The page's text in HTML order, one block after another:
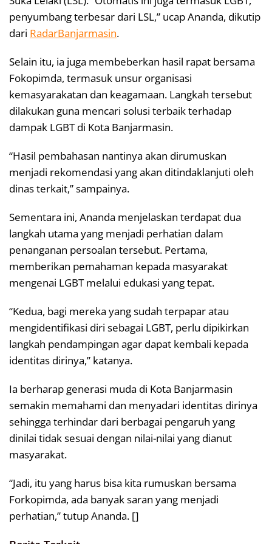
penyumbang terbesar dari LSL,” ucap Ananda, dikutip
dari RadarBanjarmasin.
Selain itu, ia juga membeberkan hasil rapat bersama
Fokopimda, termasuk unsur organisasi
kemasyarakatan dan keagamaan. Langkah tersebut
dilakukan guna mencari solusi terbaik terhadap
dampak LGBT di Kota Banjarmasin.
“Hasil pembahasan nantinya akan dirumuskan
menjadi rekomendasi yang akan ditindaklanjuti oleh
dinas terkait,” sampainya.
Sementara ini, Ananda menjelaskan terdapat dua
langkah utama yang menjadi perhatian dalam
penanganan persoalan tersebut. Pertama,
memberikan pemahaman kepada masyarakat
mengenai LGBT melalui edukasi yang tepat.
“Kedua, bagi mereka yang sudah terpapar atau
mengidentifikasi diri sebagai LGBT, perlu dipikirkan
langkah pendampingan agar dapat kembali kepada
identitas dirinya,” katanya.
Ia berharap generasi muda di Kota Banjarmasin
semakin memahami dan menyadari identitas dirinya
sehingga terhindar dari berbagai pengaruh yang
dinilai tidak sesuai dengan nilai-nilai yang dianut
masyarakat.
“Jadi, itu yang harus bisa kita rumuskan bersama
Forkopimda, ada banyak saran yang menjadi
perhatian,” tutup Ananda. []